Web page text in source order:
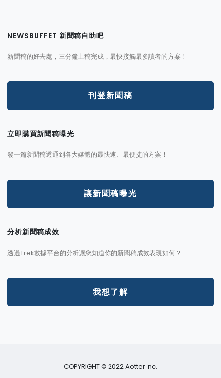
NEWSBUFFET 新聞稿自助吧
新聞稿的好去處，三分鐘上稿完成，最快接觸最多讀者的方案！
刊登新聞稿
立即購買新聞稿曝光
發一篇新聞稿透通到各大媒體的最快速、最便捷的方案！
讓新聞稿曝光
分析新聞稿成效
透過Trek數據平台的分析讓您知道你的新聞稿成效表現如何？
我想了解
COPYRIGHT © 2022 Aotter Inc.